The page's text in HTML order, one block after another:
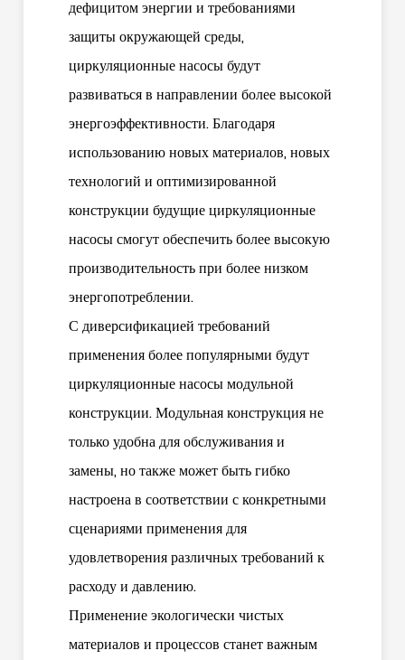
дефицитом энергии и требованиями
защиты окружающей среды,
циркуляционные насосы будут
развиваться в направлении более высокой
энергоэффективности. Благодаря
использованию новых материалов, новых
технологий и оптимизированной
конструкции будущие циркуляционные
насосы смогут обеспечить более высокую
производительность при более низком
энергопотреблении.
С диверсификацией требований
применения более популярными будут
циркуляционные насосы модульной
конструкции. Модульная конструкция не
только удобна для обслуживания и
замены, но также может быть гибко
настроена в соответствии с конкретными
сценариями применения для
удовлетворения различных требований к
расходу и давлению.
Применение экологически чистых
материалов и процессов станет важным